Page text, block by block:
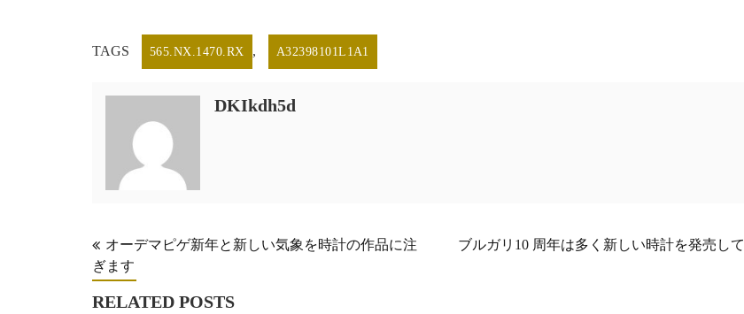
TAGS 565.NX.1470.RX , A32398101L1A1
DKIkdh5d
投
稿
ナ
オーデマピゲ新年と新しい気象を時計の作品に注
ぎます
ブルガリ10 周年は多く新しい時計を発売して
RELATED POSTS